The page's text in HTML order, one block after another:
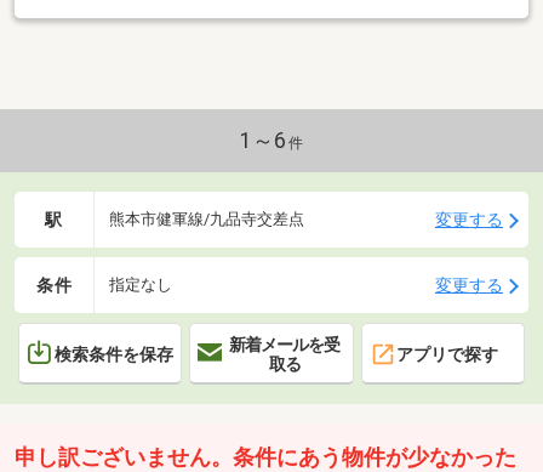
1～6 件
駅 熊本市健軍線/九品寺交差点 変更する
条件 指定なし 変更する
検索条件を保存
新着メールを受
取る
アプリで探す
申し訳ございません。条件にあう物件が少なかった